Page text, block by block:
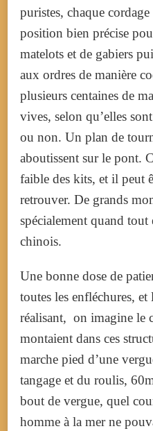
puristes, chaque
position bien précise
matelots et de gabiers
aux ordres de manière
plusieurs centaines de
vives, selon qu’elles
ou non. Un plan de
aboutissent sur le pont.
faible des kits, et il peut
retrouver. De grands
spécialement quand tout
chinois.
Une bonne dose de
toutes les enfléchures,
réalisant, on imagine le
montaient dans ces
marche pied d’une
tangage et du roulis,
bout de vergue, quel
homme à la mer ne